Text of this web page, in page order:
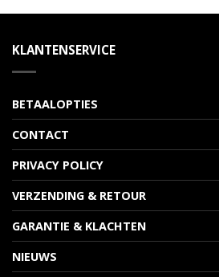
KLANTENSERVICE
BETAALOPTIES
CONTACT
PRIVACY POLICY
VERZENDING & RETOUR
GARANTIE & KLACHTEN
NIEUWS